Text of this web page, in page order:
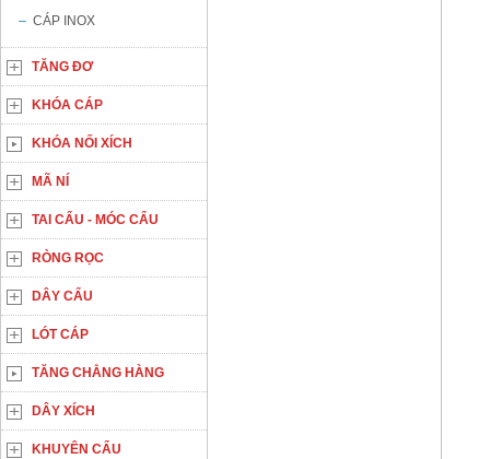
CÁP INOX
TĂNG ĐƠ
KHÓA CÁP
KHÓA NỐI XÍCH
MÃ NÍ
TAI CẨU - MÓC CẨU
RÒNG RỌC
DÂY CẨU
LÓT CÁP
TĂNG CHẰNG HÀNG
DÂY XÍCH
KHUYÊN CẨU